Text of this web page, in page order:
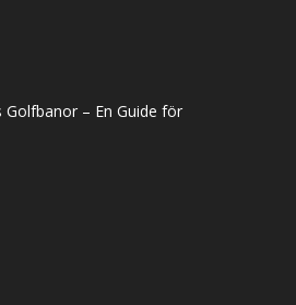
– En Guide för